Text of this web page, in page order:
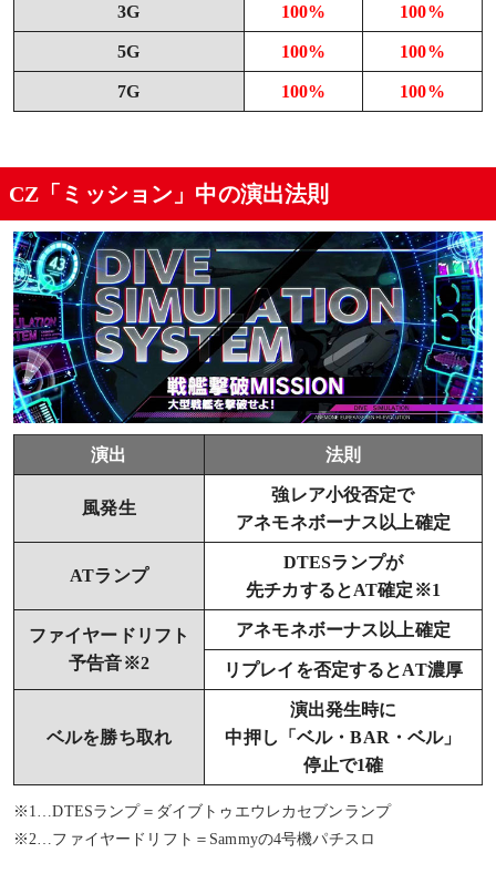
3G 100% 100%
5G 100% 100%
7G 100% 100%
CZ「ミッション」中の演出法則
演出 法則
風発生
強レア小役否定で
アネモネボーナス以上確定
ATランプ
DTESランプが
先チカするとAT確定※1
ファイヤードリフト
予告音※2
アネモネボーナス以上確定
リプレイを否定するとAT濃厚
ベルを勝ち取れ
演出発生時に
中押し「ベル・BAR・ベル」
停止で1確
※1…DTESランプ＝ダイブトゥエウレカセブンランプ
※2…ファイヤードリフト＝Sammyの4号機パチスロ